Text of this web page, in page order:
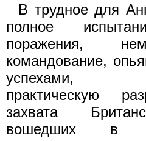
В трудное для
полное
поражения,
командование,
успехами,
практическую
захвата
вошедших в